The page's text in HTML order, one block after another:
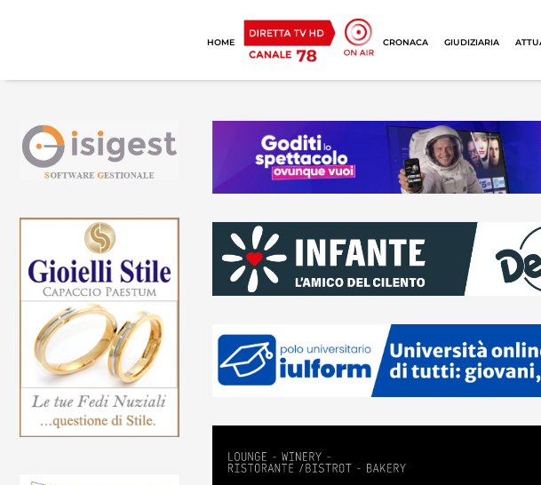
HOME CRONACA GIUDIZIARIA